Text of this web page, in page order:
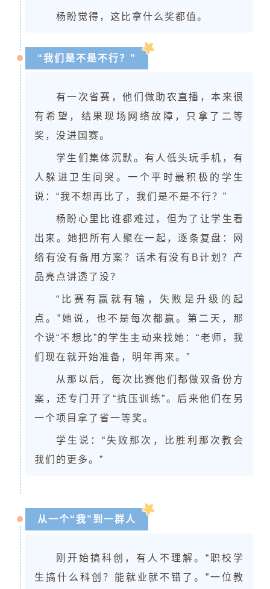
杨盼觉得，这比拿什么奖都值。
“我们是不是不行？”
有一次省赛，他们做助农直播，本来很
有希望，结果现场网络故障，只拿了二等
奖，没进国赛。
学生们集体沉默。有人低头玩手机，有
人躲进卫生间哭。一个平时最积极的学生
说：“我不想再比了，我们是不是不行？”
杨盼心里比谁都难过，但为了让学生看
出来。她把所有人聚在一起，逐条复盘：网
络有没有备用方案？话术有没有B计划？产
品亮点讲透了没？
“比赛有赢就有输，失败是升级的起
点。”她说，也不是每次都赢。第二天，那
个说“不想比”的学生主动来找她：“老师，我
们现在就开始准备，明年再来。”
从那以后，每次比赛他们都做双备份方
案，还专门开了“抗压训练”。后来他们在另
一个项目拿了省一等奖。
学生说：“失败那次，比胜利那次教会
我们的更多。”
从一个“我”到一群人
刚开始搞科创，有人不理解。“职校学
生搞什么科创？能就业就不错了。”一位教